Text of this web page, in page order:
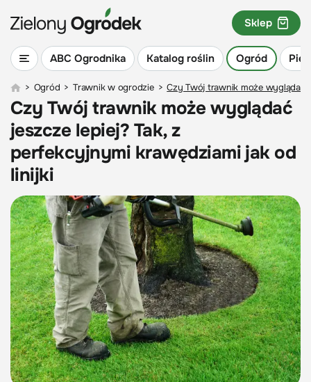
ABC Ogrodnika Katalog roślin Ogród
Sklep
> Ogród > Trawnik w ogrodzie > Czy Twój trawnik może wyglądać
Czy Twój trawnik może wyglądać
jeszcze lepiej? Tak, z
perfekcyjnymi krawędziami jak od
linijki